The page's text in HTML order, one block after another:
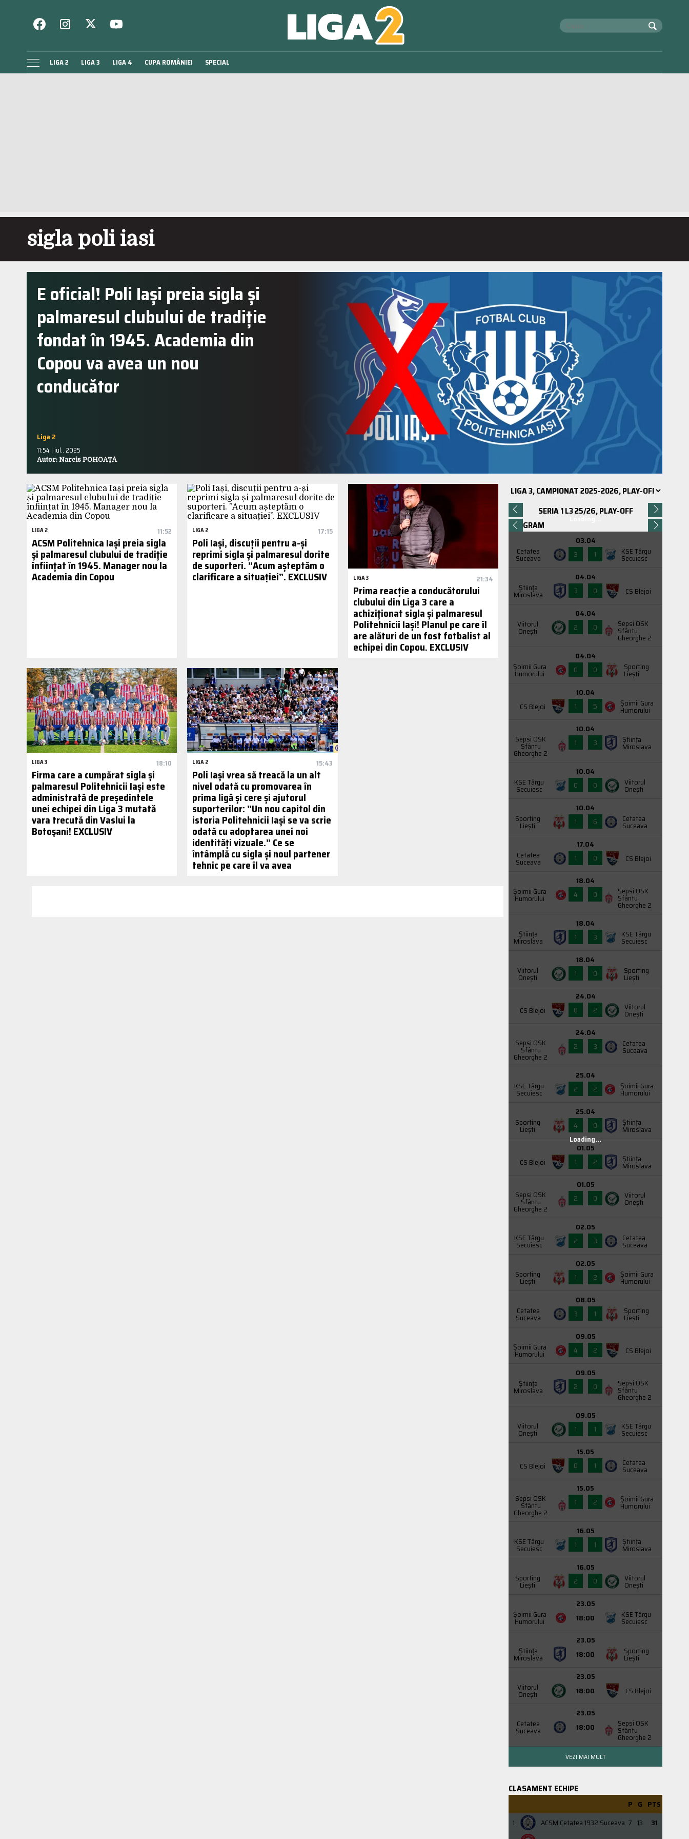
LIGA 2 LIGA 3 LIGA 4 CUPA ROMÂNIEI SPECIAL
sigla poli iasi
E oficial! Poli Iași preia sigla și
palmaresul clubului de tradiție
fondat în 1945. Academia din
Copou va avea un nou
conducător
Liga 2
11:54 | iul.. 2025
Autor: Narcis POHOAȚĂ
LIGA 2 11:52
ACSM Politehnica Iași preia sigla
și palmaresul clubului de tradiție
înființat în 1945. Manager nou la
Academia din Copou
LIGA 2 17:15
Poli Iași, discuții pentru a-și
reprimi sigla și palmaresul dorite
de suporteri. ”Acum așteptăm o
clarificare a situației”. EXCLUSIV LIGA 3 21:34
Prima reacție a conducătorului
clubului din Liga 3 care a
achiziționat sigla și palmaresul
Politehnicii Iași! Planul pe care îl
are alături de un fost fotbalist al
echipei din Copou. EXCLUSIV
LIGA 3 18:10
Firma care a cumpărat sigla și
palmaresul Politehnicii Iași este
administrată de președintele
unei echipei din Liga 3 mutată
vara trecută din Vaslui la
Botoșani! EXCLUSIV
LIGA 2 15:43
Poli Iași vrea să treacă la un alt
nivel odată cu promovarea în
prima ligă și cere și ajutorul
suporterilor: ”Un nou capitol din
istoria Politehnicii Iași se va scrie
odată cu adoptarea unei noi
identități vizuale.” Ce se
întâmplă cu sigla și noul partener
tehnic pe care îl va avea
SERIA 1 L3 25/26, PLAY-OFF
PROGRAM
Cetatea
Suceava
03.04
3
1 KSE Târgu
Secuiesc
Știința
Miroslava
04.04
3
0 CS Blejoi
Viitorul
Onești
04.04
2
0 Sepsi OSK
Sfântu
Gheorghe 2
Şoimii Gura
Humorului
04.04
0
0 Sporting
Liești
CS Blejoi
10.04
1
5 Şoimii Gura
Humorului
Sepsi OSK
Sfântu
Gheorghe 2
10.04
1
3 Știința
Miroslava
KSE Târgu
Secuiesc
10.04
0
0 Viitorul
Onești
Sporting
Liești
10.04
1
6 Cetatea
Suceava
Cetatea
Suceava
17.04
1
0 CS Blejoi
Şoimii Gura
Humorului
18.04
4
0 Sepsi OSK
Sfântu
Gheorghe 2
Știința
Miroslava
18.04
1
3 KSE Târgu
Secuiesc
Viitorul
Onești
18.04
1
0 Sporting
Liești
CS Blejoi
24.04
0
2 Viitorul
Onești
Sepsi OSK
Sfântu
Gheorghe 2
24.04
2
3 Cetatea
Suceava
KSE Târgu
Secuiesc
25.04
2
2 Şoimii Gura
Humorului
Sporting
Liești
25.04
4
0 Știința
Miroslava
CS Blejoi
01.05
1
2 Știința
Miroslava
Sepsi OSK
Sfântu
Gheorghe 2
01.05
2
0 Viitorul
Onești
KSE Târgu
Secuiesc
02.05
2
3 Cetatea
Suceava
Sporting
Liești
02.05
1
2 Şoimii Gura
Humorului
Cetatea
Suceava
08.05
3
1 Sporting
Liești
Şoimii Gura
Humorului
09.05
4
2 CS Blejoi
Știința
Miroslava
09.05
2
0 Sepsi OSK
Sfântu
Gheorghe 2
Viitorul
Onești
09.05
1
1 KSE Târgu
Secuiesc
CS Blejoi
15.05
0
1 Cetatea
Suceava
Sepsi OSK
Sfântu
Gheorghe 2
15.05
1
2 Şoimii Gura
Humorului
KSE Târgu
Secuiesc
16.05
1
1 Știința
Miroslava
Sporting
Liești
16.05
2
0 Viitorul
Onești
Şoimii Gura
Humorului
23.05
18:00
KSE Târgu
Secuiesc
Știința
Miroslava
23.05
18:00
Sporting
Liești
Viitorul
Onești
23.05
18:00
CS Blejoi
Cetatea
Suceava
23.05
18:00
Sepsi OSK
Sfântu
Gheorghe 2
Loading...
VEZI MAI MULT
CLASAMENT ECHIPE
P G PTS
1
ACSM Cetatea 1932 Suceava 7 13
31